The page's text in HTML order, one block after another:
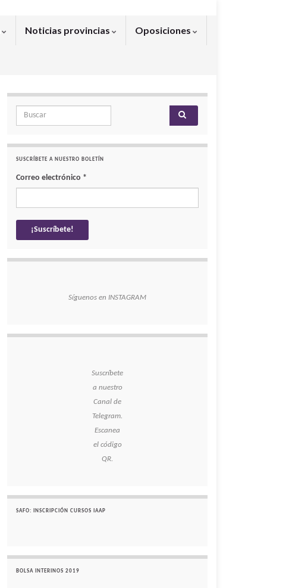
Noticias provincias Oposiciones
Search for:
SUSCRÍBETE A NUESTRO BOLETÍN
Correo electrónico *
Síguenos en INSTAGRAM
Suscríbete
a nuestro
Canal de
Telegram.
Escanea
el código
QR.
SAFO: INSCRIPCIÓN CURSOS IAAP
BOLSA INTERINOS 2019